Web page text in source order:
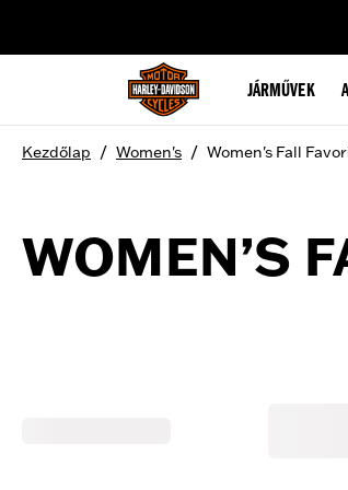
JÁRMŰVEK
Kezdőlap / Women's / Women's Fall
WOMEN’S